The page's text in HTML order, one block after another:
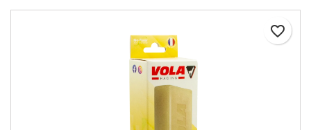
favorite_border